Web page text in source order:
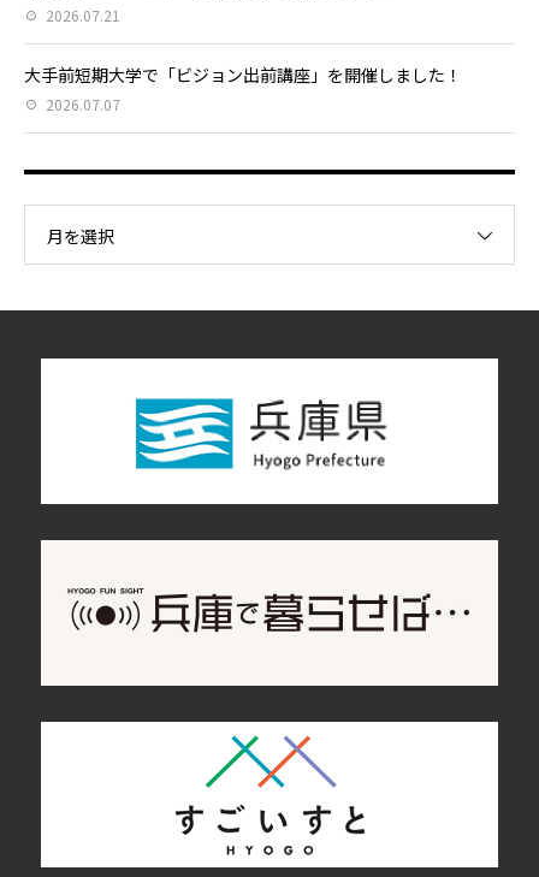
2026.07.21
大手前短期大学で「ビジョン出前講座」を開催しました！
2026.07.07
月を選択